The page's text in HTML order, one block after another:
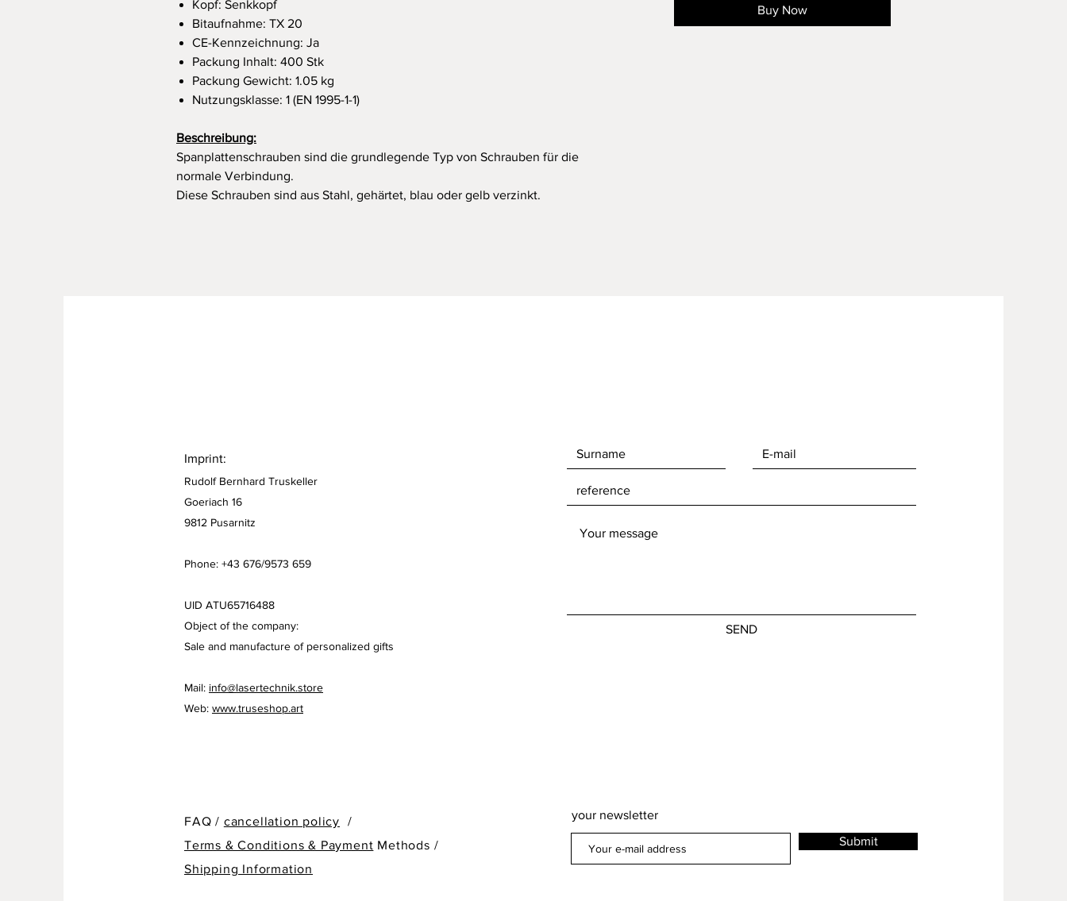
Kopf: Senkkopf
Bitaufnahme: TX 20
CE-Kennzeichnung: Ja
Packung Inhalt: 400 Stk
Packung Gewicht: 1.05 kg
Nutzungsklasse: 1 (EN 1995-1-1)
Beschreibung:
Spanplattenschrauben sind die grundlegende Typ von Schrauben für die
normale Verbindung.
Diese Schrauben sind aus Stahl, gehärtet, blau oder gelb verzinkt.
Buy Now
Imprint:
Rudolf Bernhard Truskeller
Goeriach 16
9812 Pusarnitz
Phone: +43 676/9573 659
UID ATU65716488
Object of the company:
Sale and manufacture of personalized gifts
Mail: info@lasertechnik.store
Web: www.truseshop.art
SEND
FAQ / cancellation policy
/
Terms & Conditions & Payment Methods /
Shipping Information
your newsletter
Submit